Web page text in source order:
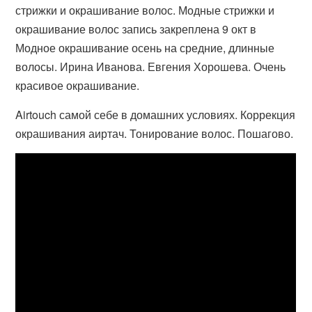
стрижки и окрашивание волос. Модные стрижки и
окрашивание волос запись закреплена 9 окт в
Модное окрашивание осень на средние, длинные
волосы. Ирина Иванова. Евгения Хорошева. Очень
красивое окрашивание.
Airtouch самой себе в домашних условиях. Коррекция
окрашивания аиртач. Тонирование волос. Пошагово.